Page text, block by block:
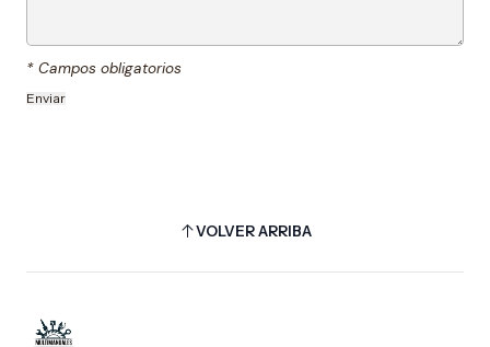
* Campos obligatorios
VOLVER ARRIBA